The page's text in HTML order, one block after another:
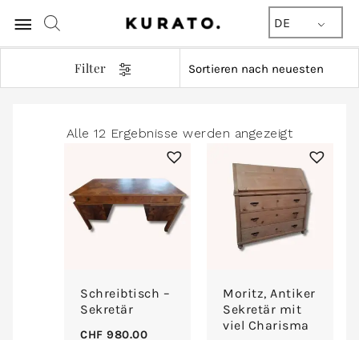
DE
Hauptmenü
Filter
Alle 12 Ergebnisse werden angezeigtAktualität
sortiert
Schreibtisch –
Sekretär
CHF 980.00
Moritz, Antiker
Sekretär mit
viel Charisma